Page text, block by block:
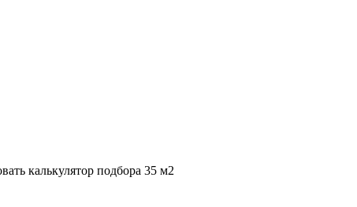
калькулятор подбора 35 м2